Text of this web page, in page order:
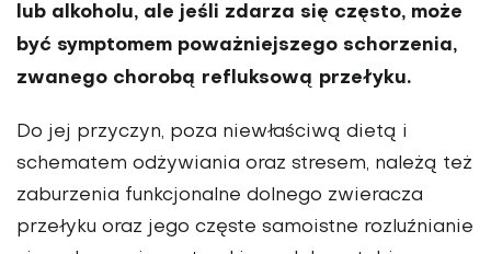
lub alkoholu, ale jeśli zdarza się często, może
być symptomem poważniejszego schorzenia,
zwanego chorobą refluksową przełyku.
Do jej przyczyn, poza niewłaściwą dietą i
schematem odżywiania oraz stresem, należą też
zaburzenia funkcjonalne dolnego zwieracza
przełyku oraz jego częste samoistne rozluźnianie